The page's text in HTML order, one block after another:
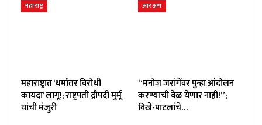
महाराष्ट्र
महाराष्ट्रात ‘धर्मांतर विरोधी
कायदा’ लागू!; राष्ट्रपती द्रौपदी मुर्मू
यांची मंजुरी
आरक्षण
“मनोज जरांगेंवर पुन्हा आंदोलन
करण्याची वेळ येणार नाही!”;
विखे-पाटलांचे…